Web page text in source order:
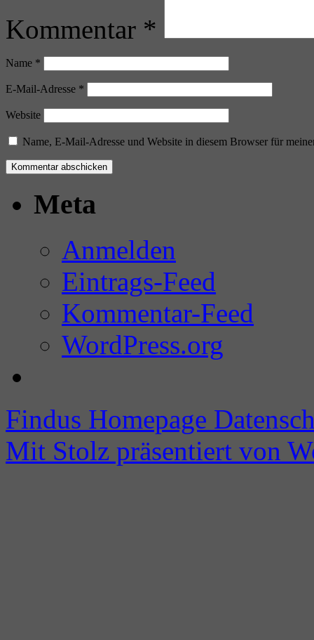
Kommentar *
Name *
E-Mail-Adresse *
Website
Name, E-Mail-Adresse und Website in diesem Browser für
Meta
Anmelden
Eintrags-Feed
Kommentar-Feed
WordPress.org
Findus Homepage
Mit Stolz präsentiert von